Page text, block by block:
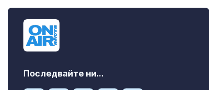
Последвайте ни...